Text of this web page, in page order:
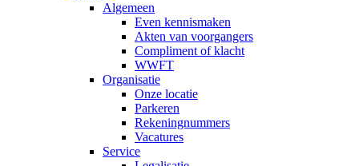
Algemeen
Even kennismaken
Akten van voorgangers
Compliment of klacht
WWFT
Organisatie
Onze locatie
Parkeren
Rekeningnummers
Vacatures
Service